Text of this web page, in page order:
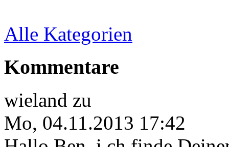
Alle Kategorien
Kommentare
wieland zu
Mo, 04.11.2013 17:42